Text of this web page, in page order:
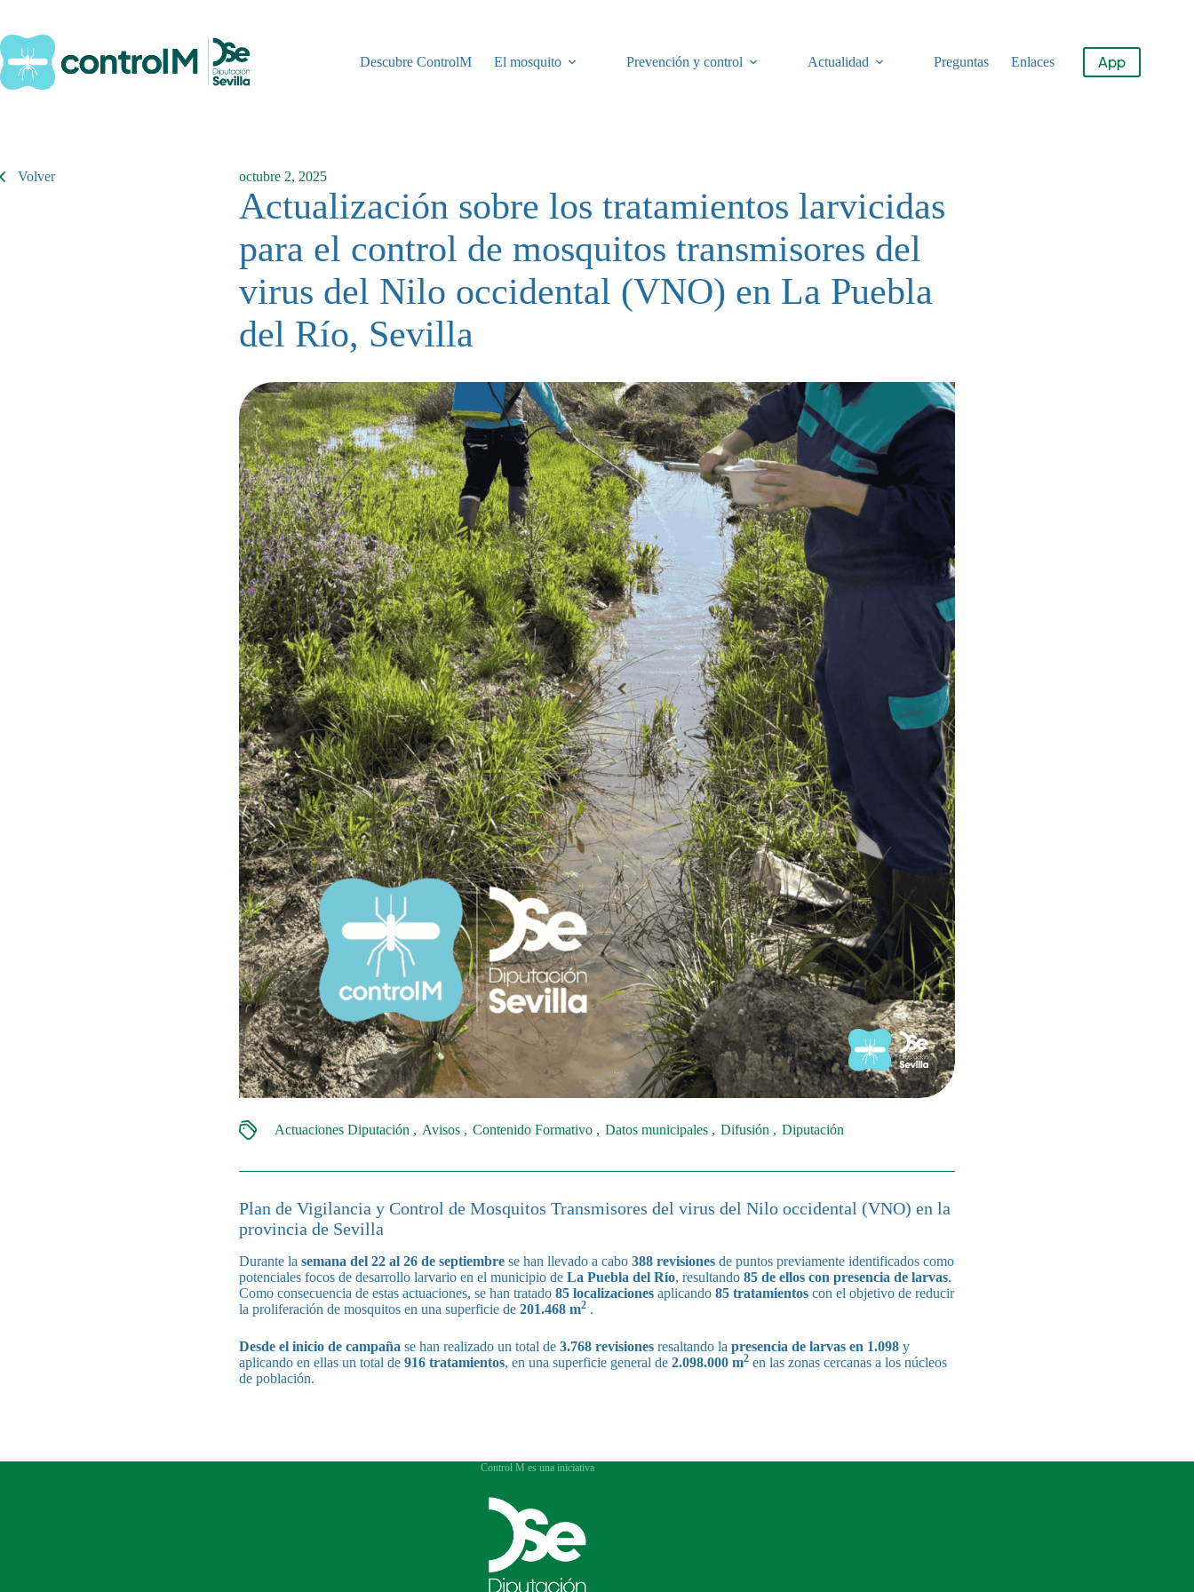
contenido
Descubre ControlM
El mosquito Prevención y control Actualidad Preguntas Enlaces App
Volver octubre 2, 2025
Actualización sobre los tratamientos larvicidas
para el control de mosquitos transmisores del
virus del Nilo occidental (VNO) en La Puebla
del Río, Sevilla
Actuaciones Diputación Avisos Contenido Formativo Datos municipales Difusión Diputación
Plan de Vigilancia y Control de Mosquitos Transmisores del virus del Nilo occidental (VNO) en la
provincia de Sevilla
Durante la semana del 22 al 26de septiembrese han llevado a cabo 388 revisionesde puntos previamente identificados como
potenciales focos de desarrollo larvario en el municipio de La Puebla del Río, resultando 85 de ellos con presencia de larvas.
Como consecuencia de estas actuaciones, se han tratado 85 localizacionesaplicando 85 tratamientoscon el objetivo de reducir
la proliferación de mosquitos en una superficie de 201.468 m2.
Desde el inicio de campaña se han realizado un total de 3.768 revisionesresaltando la presencia de larvas en 1.098 y
aplicando en ellas un total de 916 tratamientos, en una superficie general de2.098.000 m2 en las zonas cercanas a los núcleos
de población.
Control M es una iniciativa